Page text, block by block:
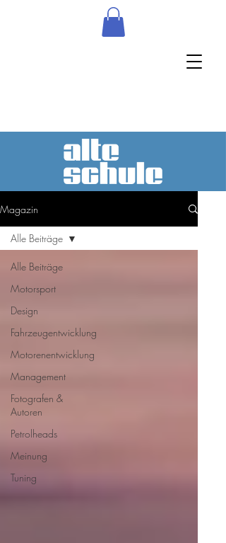
Magazin
Alle Beiträge
Motorsport
Design
Fahrzeugentwicklung
Motorenentwicklung
Management
Fotografen &
Autoren
Petrolheads
Meinung
Tuning
Alle Beiträge